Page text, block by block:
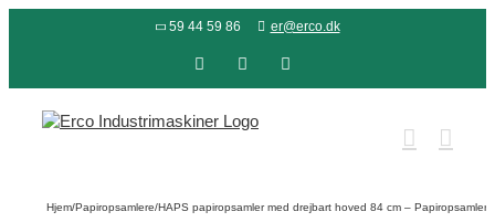
59 44 59 86 er@erco.dk
FacebookLinkedInYouTube
Hjem/Papiropsamlere/HAPS papiropsamler med drejbart hoved 84 cm – Papiropsamler